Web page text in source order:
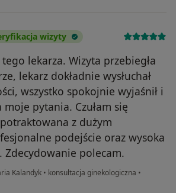
wizyty
lekarza. Wizyta przebiegła
lekarz dokładnie wysłuchał
wszystko spokojnie wyjaśnił i
pytania. Czułam się
z dużym
podejście oraz wysoka
Zdecydowanie polecam.
Kalandyk • konsultacja ginekologiczna •